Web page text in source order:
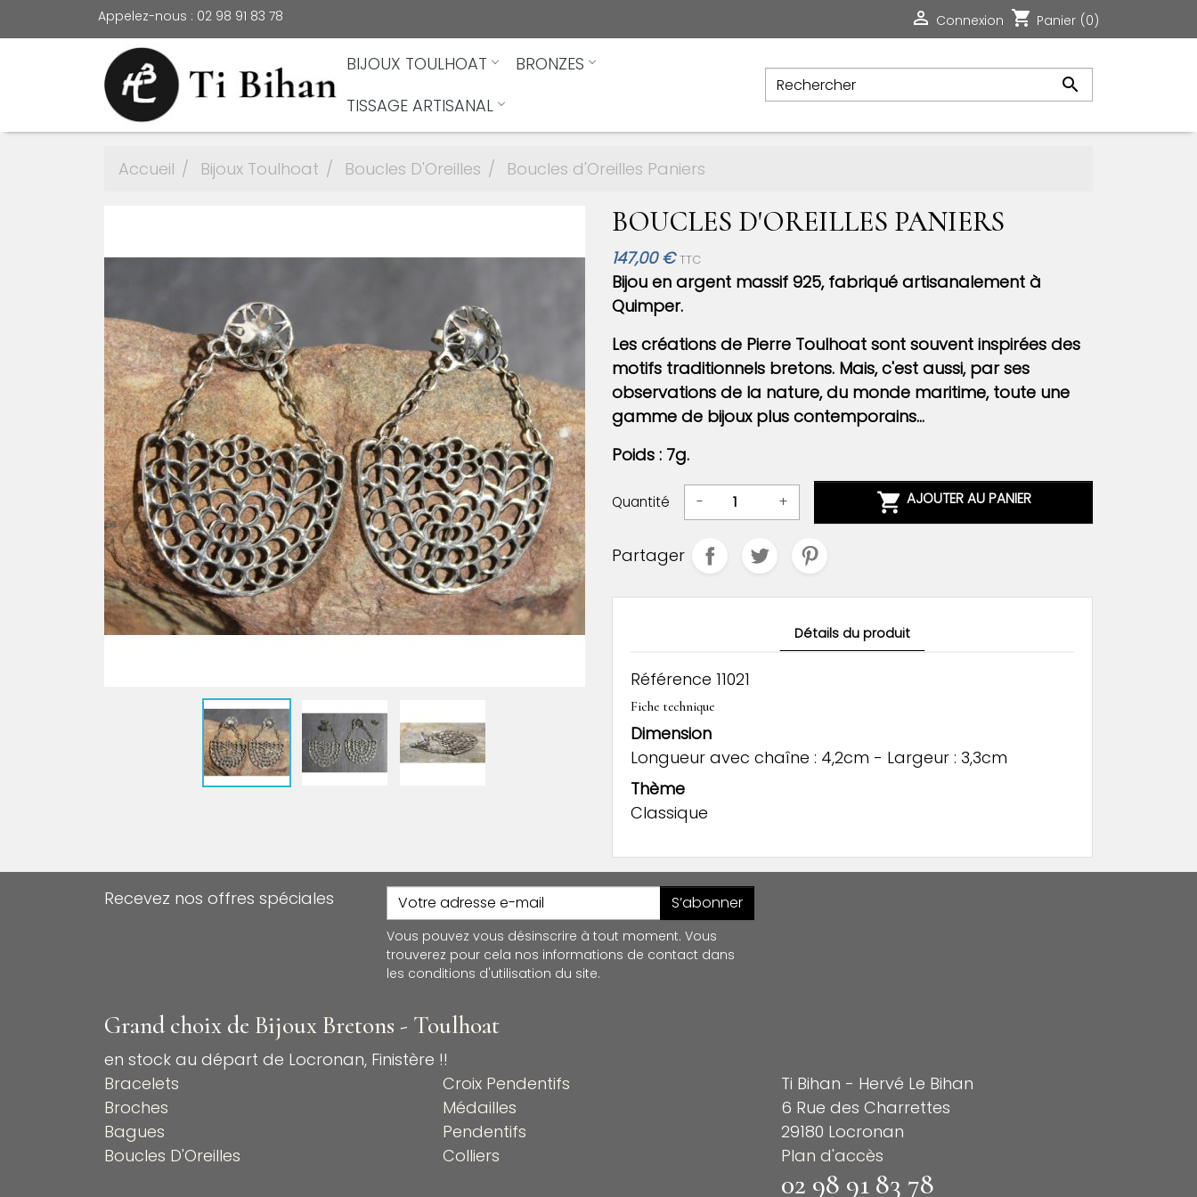
Appelez-nous : 02 98 91 83 78  Connexion shopping_cart Panier (0)
BIJOUX TOULHOAT
BRONZES
TISSAGE ARTISANAL

Accueil Bijoux Toulhoat Boucles D'Oreilles Boucles d'Oreilles Paniers
BOUCLES D'OREILLES PANIERS
147,00 € TTC
Bijou en argent massif 925, fabriqué artisanalement à
Quimper.
Les créations de Pierre Toulhoat sont souvent inspirées des
motifs traditionnels bretons. Mais, c'est aussi, par ses
observations de la nature, du monde maritime, toute une
gamme de bijoux plus contemporains...
Poids : 7g.
Quantité - +  AJOUTER AU PANIER
Partager
Détails du produit
Référence 11021
Fiche technique
Dimension
Longueur avec chaîne : 4,2cm - Largeur : 3,3cm
Thème
Classique
Recevez nos offres spéciales S’abonner
Vous pouvez vous désinscrire à tout moment. Vous
trouverez pour cela nos informations de contact dans
les conditions d'utilisation du site.
Grand choix de Bijoux Bretons - Toulhoat
en stock au départ de Locronan, Finistère !!
Bracelets
Broches
Bagues
Boucles D'Oreilles
Croix Pendentifs
Médailles
Pendentifs
Colliers
Ti Bihan - Hervé Le Bihan
6 Rue des Charrettes
29180 Locronan
Plan d'accès
02 98 91 83 78